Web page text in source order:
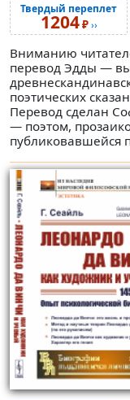
Твердый переплет
1204₽››
Вниманию
перевод Эдды —
поэтических
Перевод сделан
— поэтом,
публиковавшейся